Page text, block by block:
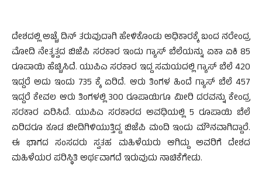
ದೇಶದಲ್ಲಿ ಅಚ್ಚೆ ದಿನ್ ತರುವುದಾಗಿ ಹೇಳಿಕೊಂಡು ಅಧಿಕಾರಕ್ಕೆ ಬಂದ ನರೇಂದ್ರ
ಮೋದಿ ನೇತೃತ್ವದ ಬಿಜೆಪಿ ಸರಕಾರ ಇಂದು ಗ್ಯಾಸ್ ಬೆಲೆಯನ್ನು ಏಕಾ ಏಕಿ 85
ರೂಪಾಯಿ ಹೆಚ್ಚಿಸಿದೆ. ಯುಪಿಎ ಸರಕಾರ ಇದ್ದ ಸಮಯದಲ್ಲಿ ಗ್ಯಾಸ್ ಬೆಲೆ 420
ಇದ್ದರೆ ಅದು ಇಂದು 735 ಕ್ಕೆ ಏರಿದೆ. ಆರು ತಿಂಗಳ ಹಿಂದೆ ಗ್ಯಾಸ್ ಬೆಲೆ 457
ಇದ್ದರೆ ಕೇವಲ ಆರು ತಿಂಗಳಲ್ಲಿ 300 ರೂಪಾಯಿಗೂ ಮೀರಿ ದರವನ್ನು ಕೇಂದ್ರ
ಸರಕಾರ ಏರಿಸಿದೆ. ಯುಪಿಎ ಸರಕಾರದ ಅವಧಿಯಲ್ಲಿ 5 ರೂಪಾಯಿ ಬೆಲೆ
ಏರಿದರೂ ಕೂಡ ಬೀದಿಗಿಳಿಯುತ್ತಿದ್ದ ಬಿಜೆಪಿ ಮಂದಿ ಇಂದು ಮೌನವಾಗಿದ್ದಾರೆ.
ಈ ಭಾಗದ ಸಂಸದರು ಸ್ವತಹ ಮಹಿಳೆಯರು ಆಗಿದ್ದು ಅವರಿಗೆ ದೇಶದ
ಮಹಿಳೆಯರ ಪರಿಸ್ಥಿತಿ ಅರ್ಥವಾಗದೆ ಇರುವುದು ನಾಚಿಕೆಗೇಡು.